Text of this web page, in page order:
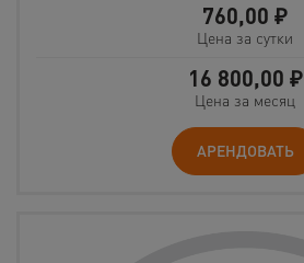
760,00 ₽
Цена за сутки
16 800,00 ₽
Цена за месяц
АРЕНДОВАТЬ